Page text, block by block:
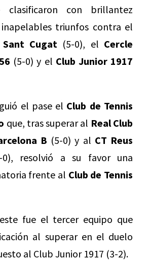
clasificaron con brillantez
triunfos contra el
Cugat (5-0), el Cercle
(5-0) y el Club Junior 1917
el pase el Club de Tennis
que, tras superar al Real Club
B (5-0) y al CT Reus
0), resolvió a su favor una
frente al Club de Tennis
fue el tercer equipo que
al superar en el duelo
al Club Junior 1917 (3-2).